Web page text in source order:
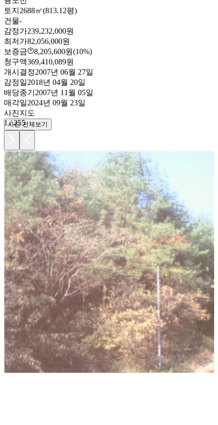
토지 2688㎡(813.12평)
건물-
감정가239,232,000원
최저가82,056,000원
보증금
8,205,600원(10%)
청구액369,410,089원
개시결정2007년 06월 27일
감정일2018년 04월 20일
배당종기 2007년 11월 05일
매각일2024년 09월 23일
사진지도
1 /255
사진 전체보기